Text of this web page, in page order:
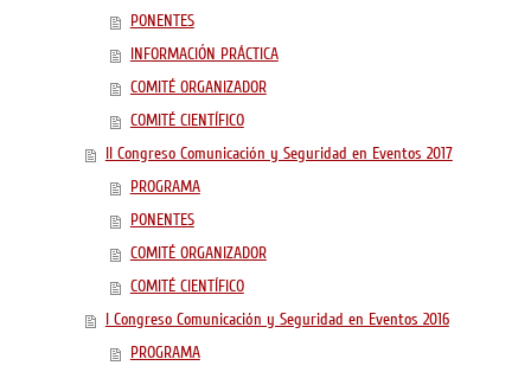
PONENTES
INFORMACIÓN PRÁCTICA
COMITÉ ORGANIZADOR
COMITÉ CIENTÍFICO
II Congreso Comunicación y Seguridad en Eventos 2017
PROGRAMA
PONENTES
COMITÉ ORGANIZADOR
COMITÉ CIENTÍFICO
I Congreso Comunicación y Seguridad en Eventos 2016
PROGRAMA